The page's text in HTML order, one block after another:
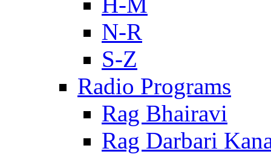
N-R
S-Z
Radio Programs
Rag Bhairavi
Rag Darbari